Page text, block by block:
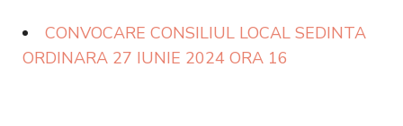
CONVOCARE CONSILIUL LOCAL SEDINTA
ORDINARA 27 IUNIE 2024 ORA 16